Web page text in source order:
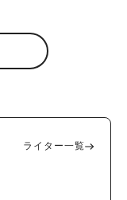
ライター一覧